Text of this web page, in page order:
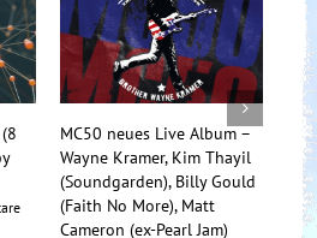
MC50 neues Live Album –
Wayne Kramer, Kim Thayil
(Soundgarden), Billy Gould
(Faith No More), Matt
Cameron (ex-Pearl Jam)
TesseracT
17.10.2025